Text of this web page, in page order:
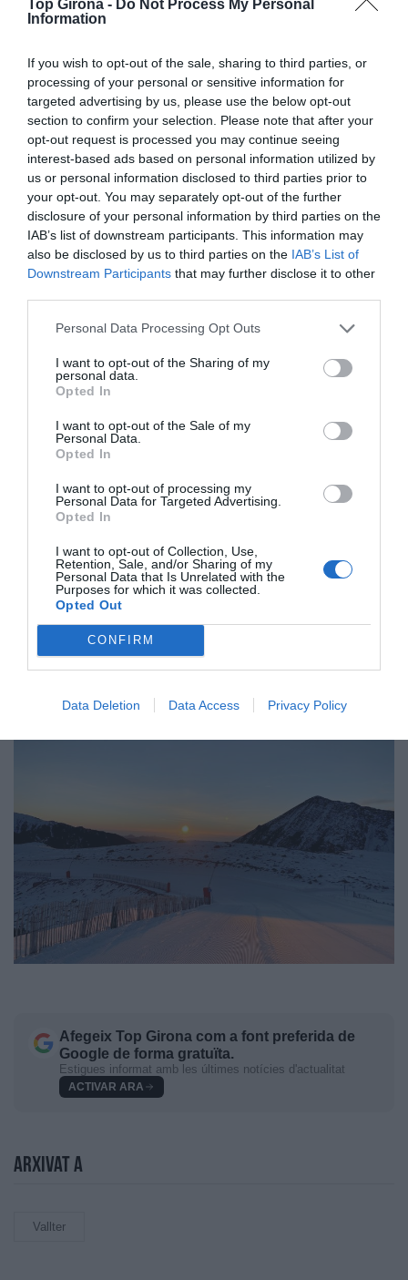
Top Girona - Do Not Process My Personal
Information
If you wish to opt-out of the sale, sharing to third parties, or
processing of your personal or sensitive information for
targeted advertising by us, please use the below opt-out
section to confirm your selection. Please note that after your
opt-out request is processed you may continue seeing
interest-based ads based on personal information utilized by
us or personal information disclosed to third parties prior to
your opt-out. You may separately opt-out of the further
disclosure of your personal information by third parties on the
IAB’s list of downstream participants. This information may
also be disclosed by us to third parties on the IAB’s List of
Downstream Participants that may further disclose it to other
Personal Data Processing Opt Outs
I want to opt-out of the Sharing of my
personal data.
Opted In
I want to opt-out of the Sale of my
Personal Data.
Opted In
I want to opt-out of processing my
Personal Data for Targeted Advertising.
Opted In
I want to opt-out of Collection, Use,
Retention, Sale, and/or Sharing of my
Personal Data that Is Unrelated with the
Purposes for which it was collected.
Opted Out
CONFIRM
Data Deletion Data Access Privacy Policy
Experiència GastroMarmotes de nit
Es tracta d’una experiència exclusiva que combina un
2.535 metres a la Braseria Les Marmotes. El recorregut
permet gaudir del silenci de la neu i del cel estrellat,
mentre que el sopar ofereix plats elaborats amb
productes locals de qualitat en un espai càlid amb
vistes espectaculars de la vall. La combinació
d’aventura, gastronomia i paisatge fa d’aquesta
proposta una vetllada única i inoblidable per viure la
muntanya de manera diferent.
Afegeix Top Girona com a font preferida de
Google de forma gratuïta.
Estigues informat amb les últimes notícies d'actualitat
ACTIVAR ARA
Arxivat a
Vallter